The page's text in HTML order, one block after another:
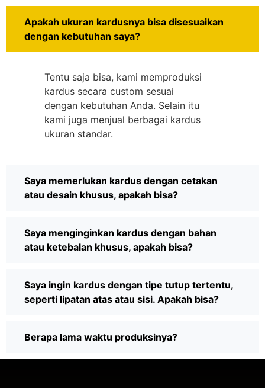
Apakah ukuran kardusnya bisa disesuaikan
dengan kebutuhan saya?
Tentu saja bisa, kami memproduksi
kardus secara custom sesuai
dengan kebutuhan Anda. Selain itu
kami juga menjual berbagai kardus
ukuran standar.
Saya memerlukan kardus dengan cetakan
atau desain khusus, apakah bisa?
Saya menginginkan kardus dengan bahan
atau ketebalan khusus, apakah bisa?
Saya ingin kardus dengan tipe tutup tertentu,
seperti lipatan atas atau sisi. Apakah bisa?
Berapa lama waktu produksinya?